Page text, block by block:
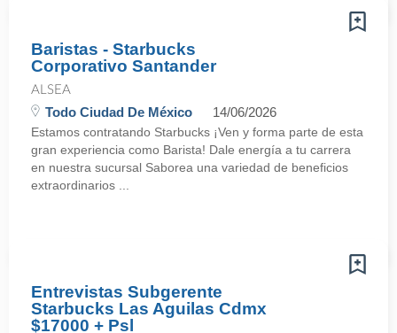
Baristas - Starbucks
Corporativo Santander
ALSEA
Todo Ciudad De México 14/06/2026
Estamos contratando Starbucks ¡Ven y forma parte de esta
gran experiencia como Barista! Dale energía a tu carrera
en nuestra sucursal Saborea una variedad de beneficios
extraordinarios ...
Entrevistas Subgerente
Starbucks Las Aguilas Cdmx
$17000 + Psl